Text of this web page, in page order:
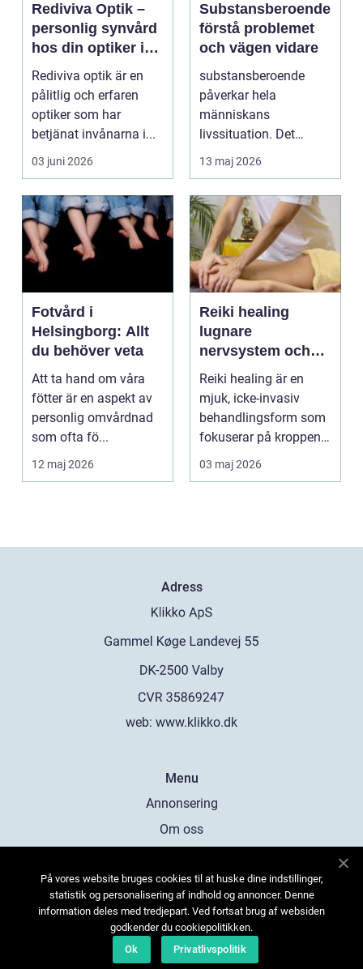
Rediviva Optik –
personlig synvård
hos din optiker i
Uppsala
Rediviva optik är en
pålitlig och erfaren
optiker som har
betjänat invånarna i...
03 juni 2026
Substansberoende
förstå problemet
och vägen vidare
substansberoende
påverkar hela
människans
livssituation. Det
handlar sällan bara
om alkohol, narkoti...
13 maj 2026
Fotvård i
Helsingborg: Allt
du behöver veta
Att ta hand om våra
fötter är en aspekt av
personlig omvårdnad
som ofta fö...
12 maj 2026
Reiki healing
lugnare
nervsystem och
djupare
återhämtning
Reiki healing är en
mjuk, icke-invasiv
behandlingsform som
fokuserar på kroppens
egen förmåga att lä...
03 maj 2026
Adress
web: www.klikko.dk
Menu
Annonsering
Om oss
Kontakta oss
Sitemap
På vores website bruges cookies til at huske dine indstillinger,
statistik og personalisering af indhold og annoncer. Denne
information deles med tredjepart. Ved fortsat brug af websiden
godkender du cookiepolitikken.
Ok
Privatlivspolitik